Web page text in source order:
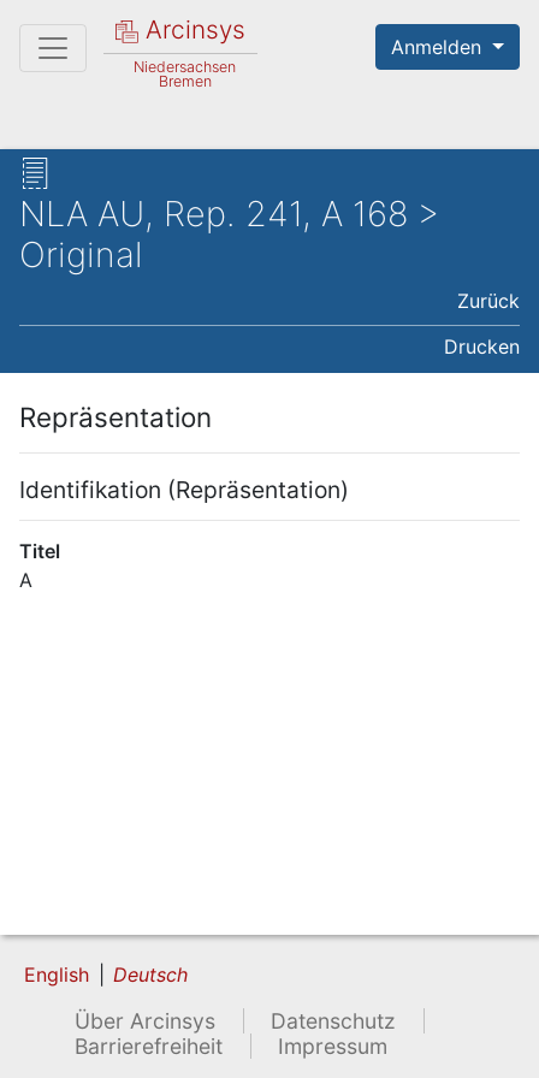
Arcinsys
Niedersachsen
Bremen
Anmelden
NLA AU, Rep. 241, A 168 >
Original
Zurück
Drucken
Repräsentation
Identifikation (Repräsentation)
Titel
A
English Deutsch
Über Arcinsys
Datenschutz
Barrierefreiheit
Impressum